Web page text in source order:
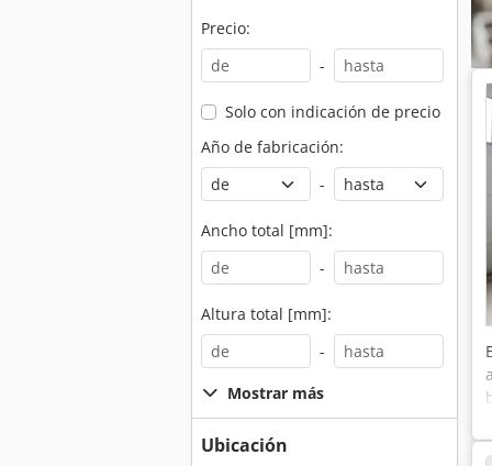
Precio:
-
Solo con indicación de precio
Año de fabricación:
-
Ancho total [mm]:
-
Altura total [mm]:
-
Mostrar más
Ubicación